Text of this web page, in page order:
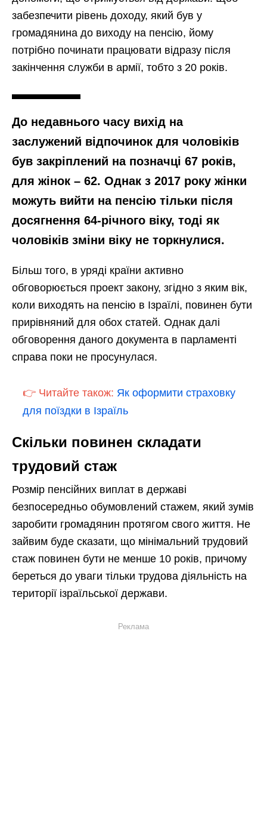
забезпечити рівень доходу, який був у
громадянина до виходу на пенсію, йому
потрібно починати працювати відразу після
закінчення служби в армії, тобто з 20 років.
До недавнього часу вихід на
заслужений відпочинок для чоловіків
був закріплений на позначці 67 років,
для жінок – 62. Однак з 2017 року жінки
можуть вийти на пенсію тільки після
досягнення 64-річного віку, тоді як
чоловіків зміни віку не торкнулися.
Більш того, в уряді країни активно
обговорюється проект закону, згідно з яким вік,
коли виходять на пенсію в Ізраїлі, повинен бути
прирівняний для обох статей. Однак далі
обговорення даного документа в парламенті
справа поки не просунулася.
👉 Читайте також: Як оформити страховку
для поїздки в Ізраїль
Скільки повинен складати
трудовий стаж
Розмір пенсійних виплат в державі
безпосередньо обумовлений стажем, який зумів
заробити громадянин протягом свого життя. Не
зайвим буде сказати, що мінімальний трудовий
стаж повинен бути не менше 10 років, причому
береться до уваги тільки трудова діяльність на
території ізраїльської держави.
Реклама